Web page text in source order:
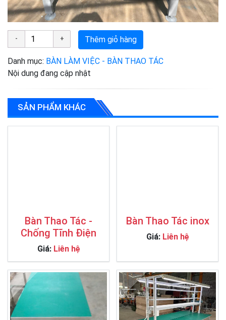
Thêm giỏ hàng
Danh mục: BÀN LÀM VIỆC - BÀN THAO TÁC
Nội dung đang cập nhật
SẢN PHẨM KHÁC
Bàn Thao Tác -
Chống Tĩnh Điện
Giá: Liên hệ
Bàn Thao Tác inox
Giá: Liên hệ